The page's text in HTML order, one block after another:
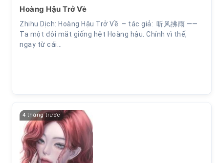
Hoàng Hậu Trở Về
Zhihu Dịch: Hoàng Hậu Trở Về – tác giả: 听风拂雨 ——
Ta một đôi mắt giống hệt Hoàng hậu. Chính vì thế,
ngay từ cái…
4 tháng trước